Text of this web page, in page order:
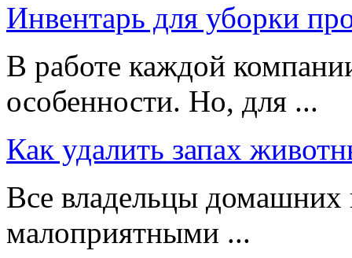
Инвентарь для уборки
В работе каждой
особенности. Но, для ...
Как удалить запах
Все владельцы домашних
малоприятными ...